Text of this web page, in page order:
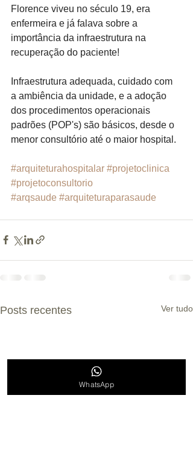
Florence viveu no século 19, era
enfermeira e já falava sobre a
importância da infraestrutura na
recuperação do paciente!
Infraestrutura adequada, cuidado com
a ambiência da unidade, e a adoção
dos procedimentos operacionais
padrões (POP's) são básicos, desde o
menor consultório até o maior hospital.
#arquiteturahospitalar #projetoclinica
#projetoconsultorio
#arqsaude #arquiteturaparasaude
Posts recentes Ver tudo
WhatsApp